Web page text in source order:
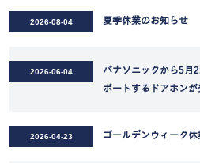
2026-08-04 夏季休業のお知らせ
2026-06-04
パナソニックから5
ポートするドアホンが
2026-04-23 ゴールデンウィーク